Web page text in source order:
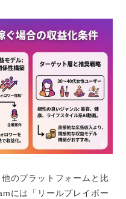
のプラットフォームと比
には「リールプレイボー